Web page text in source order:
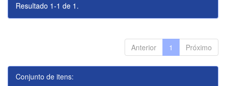
Resultado 1-1 de 1.
Anterior 1 Próximo
Conjunto de itens: